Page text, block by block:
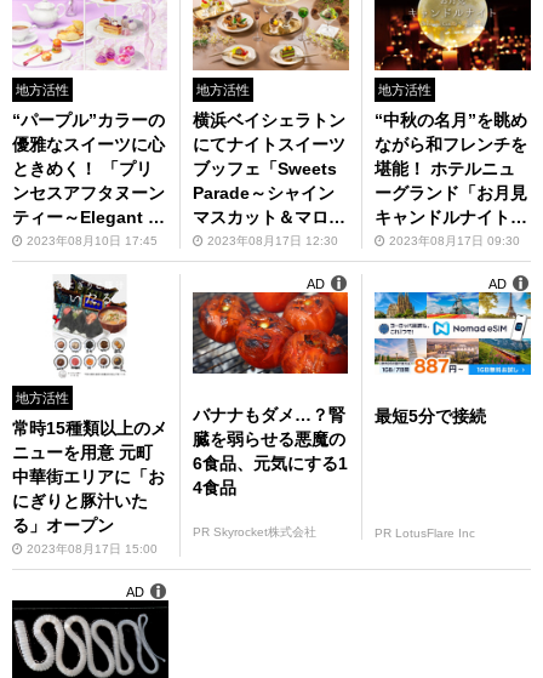
地方活性
“パープル”カラーの
優雅なスイーツに心
ときめく！ 「プリ
ンセスアフタヌーン
ティー～Elegant P
urple～」
2023年08月10日 17:45
地方活性
横浜ベイシェラトン
にてナイトスイーツ
ブッフェ「Sweets
Parade～シャイン
マスカット＆マロン
～」9月7日より毎週
木曜・金曜開催
2023年08月17日 12:30
地方活性
“中秋の名月”を眺め
ながら和フレンチを
堪能！ ホテルニュ
ーグランド「お月見
キャンドルナイト20
23」
2023年08月17日 09:30
地方活性
常時15種類以上のメ
ニューを用意 元町
中華街エリアに「お
にぎりと豚汁いた
る」オープン
2023年08月17日 15:00
バナナもダメ…？腎
臓を弱らせる悪魔の
6食品、元気にする1
4食品
PR Skyrocket株式会社
AD
最短5分で接続
PR LotusFlare Inc
AD
AD